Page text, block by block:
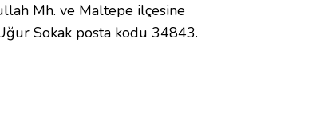
Mh. ve Maltepe ilçesine
Sokak posta kodu 34843.